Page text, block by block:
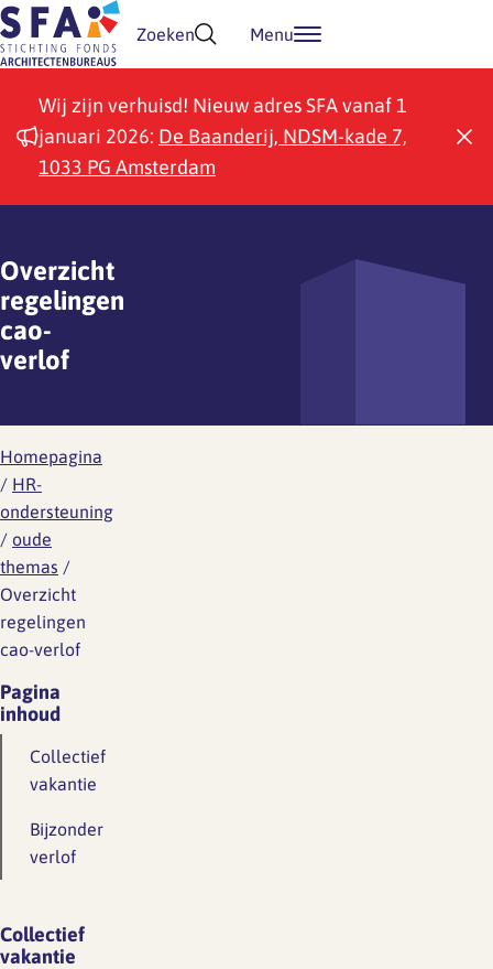
Doorgaan naar inhoud
Zoeken Menu
Wij zijn verhuisd! Nieuw adres SFA vanaf 1
januari 2026: De Baanderij, NDSM-kade 7,
1033 PG Amsterdam
Overzicht
regelingen
cao-
verlof
Homepagina
/ HR-
ondersteuning
/ oude
themas /
Overzicht
regelingen
cao-verlof
Pagina
inhoud
Collectief
vakantie
Bijzonder
verlof
Collectief
vakantie